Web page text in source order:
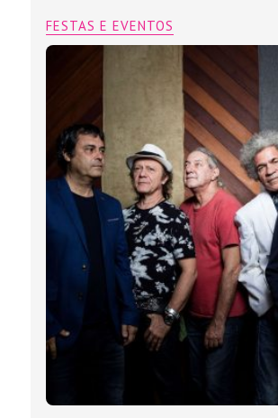
FESTAS E EVENTOS